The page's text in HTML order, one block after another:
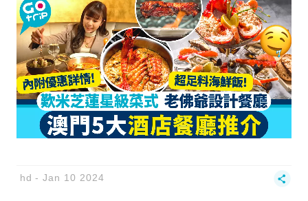
hd Jan 10 2024